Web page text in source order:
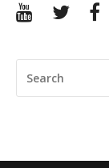
YouTubeTwitter
FOR: